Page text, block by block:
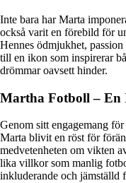
Inte bara har Marta
också varit en förebild för
Hennes ödmjukhet,
till en ikon som inspirerar
drömmar oavsett hinder.
Martha Fotboll – En
Genom sitt engagemang
Marta blivit en röst för
medvetenheten om vikten
lika villkor som manlig
inkluderande och jämställd